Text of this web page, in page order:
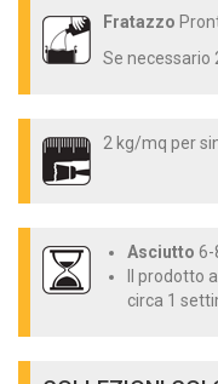
Fratazzo
Se necessario
2 kg/mq per
Asciutto 6-
Il prodotto
circa 1